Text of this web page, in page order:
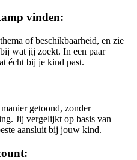
vinden:
of beschikbaarheid, en zie
wat jij zoekt. In een paar
écht bij je kind past.
getoond, zonder
Jij vergelijkt op basis van
aansluit bij jouw kind.